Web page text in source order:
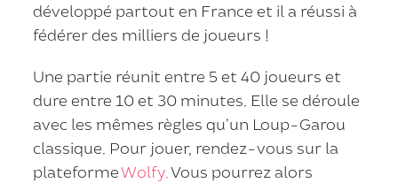
développé partout en France et il a réussi à
fédérer des milliers de joueurs !
Une partie réunit entre 5 et 40 joueurs et
dure entre 10 et 30 minutes. Elle se déroule
avec les mêmes règles qu’un Loup-Garou
classique. Pour jouer, rendez-vous sur la
plateformeWolfy. Vous pourrez alors